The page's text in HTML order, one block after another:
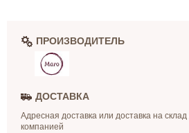
ПРОИЗВОДИТЕЛЬ
ДОСТАВКА
Адресная доставка или доставка на
компанией